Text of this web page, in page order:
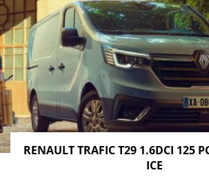
RENAULT TRAFIC T29 1.6DCI 125
ICE